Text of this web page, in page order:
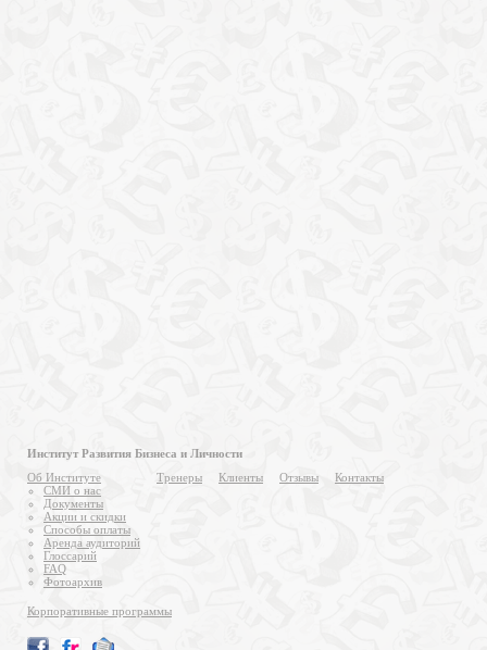
Институт Развития Бизнеса и Личности
Об Институте
СМИ о нас
Документы
Акции и скидки
Способы оплаты
Аренда аудиторий
Глоссарий
FAQ
Фотоархив
Тренеры Клиенты Отзывы Контакты
Корпоративные программы